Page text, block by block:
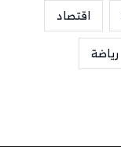
اقتصاد
رياضة